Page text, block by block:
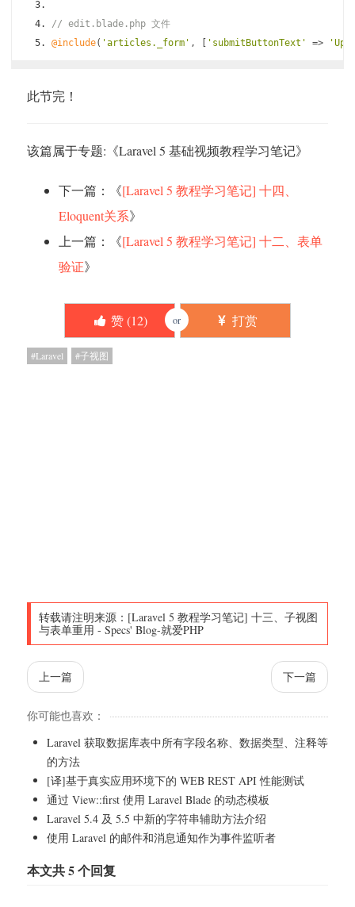
// edit.blade.php 文件
@include( 'articles._form' , 'submitButtonText' =>
此节完！
该篇属于专题:《Laravel 5 基础视频教程学习笔记》
下一篇：《[Laravel 5 教程学习笔记] 十四、
Eloquent关系》
上一篇：《[Laravel 5 教程学习笔记] 十二、表单
验证》
赞 (12) or 打赏
Laravel 子视图
转载请注明来源： [Laravel 5 教程学习笔记] 十三、子视图
与表单重用 - Specs' Blog-就爱PHP
上一篇 下一篇
你可能也喜欢：
Laravel 获取数据库表中所有字段名称、数据类型、注释等
的方法
[译]基于真实应用环境下的 WEB REST API 性能测试
通过 View::first 使用 Laravel Blade 的动态模板
Laravel 5.4 及 5.5 中新的字符串辅助方法介绍
使用 Laravel 的邮件和消息通知作为事件监听者
本文共 5 个回复